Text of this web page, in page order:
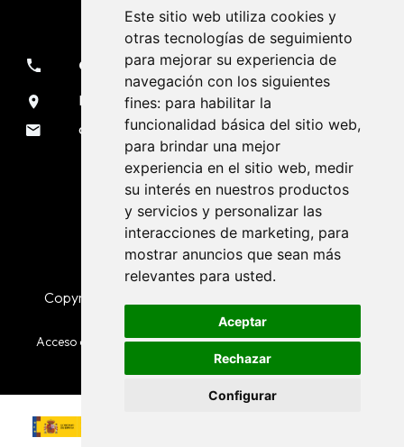
Este sitio web utiliza cookies y
otras tecnologías de seguimiento
para mejorar su experiencia de
navegación con los siguientes
fines: para habilitar la
funcionalidad básica del sitio web,
para brindar una mejor
experiencia en el sitio web, medir
su interés en nuestros productos
y servicios y personalizar las
interacciones de marketing, para
mostrar anuncios que sean más
relevantes para usted.
Aceptar
Rechazar
Configurar
Contacto
981 133 051
Rúa Sendeiro, 7 Liáns - A Coruña
oficina@voladurascarmona.es
Séguenos nas redes sociais
Copyright © Voladuras Carmona. :tódolos dereitos
reservados
Acceso al canal de denuncias: código de empresa6QUG6R